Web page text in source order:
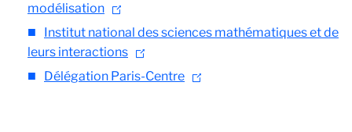
modélisation
Institut national des sciences mathématiques et de
leurs interactions
Délégation Paris-Centre